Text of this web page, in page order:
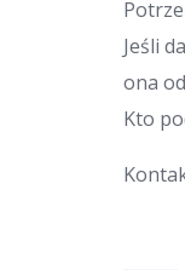
Jeśli
ona
Kto